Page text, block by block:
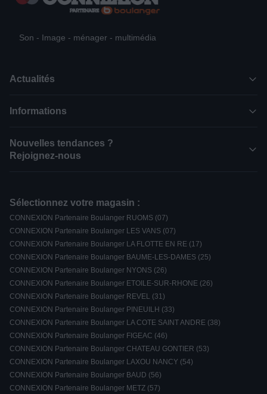
Son - Image - ménager - multimédia
Actualités
Informations
Nouvelles tendances ?
Rejoignez-nous
Sélectionnez votre magasin :
CONNEXION Partenaire Boulanger RUOMS (07)
CONNEXION Partenaire Boulanger LES VANS (07)
CONNEXION Partenaire Boulanger LA FLOTTE EN RE (17)
CONNEXION Partenaire Boulanger BAUME-LES-DAMES (25)
CONNEXION Partenaire Boulanger NYONS (26)
CONNEXION Partenaire Boulanger ETOILE-SUR-RHONE (26)
CONNEXION Partenaire Boulanger REVEL (31)
CONNEXION Partenaire Boulanger PINEUILH (33)
CONNEXION Partenaire Boulanger LA COTE SAINT ANDRE (38)
CONNEXION Partenaire Boulanger FIGEAC (46)
CONNEXION Partenaire Boulanger CHATEAU GONTIER (53)
CONNEXION Partenaire Boulanger LAXOU NANCY (54)
CONNEXION Partenaire Boulanger BAUD (56)
CONNEXION Partenaire Boulanger METZ (57)